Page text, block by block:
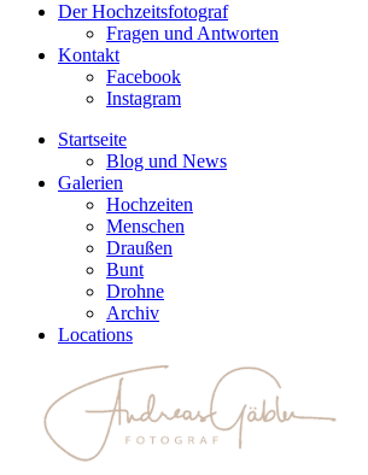
Der Hochzeitsfotograf
Fragen und Antworten
Kontakt
Facebook
Instagram
Startseite
Blog und News
Galerien
Hochzeiten
Menschen
Draußen
Bunt
Drohne
Archiv
Locations